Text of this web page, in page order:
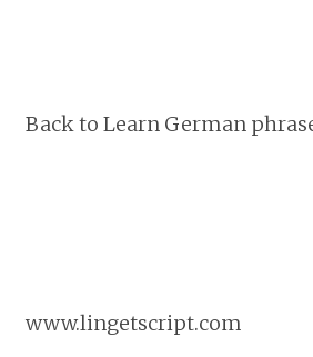
Back to Learn German
www.lingetscript.com